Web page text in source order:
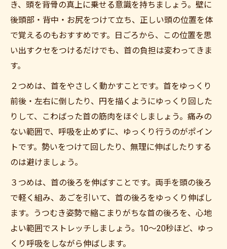
き、頭を背骨の真上に乗せる意識を持ちましょう。壁に
後頭部・背中・お尻をつけて立ち、正しい頭の位置を体
で覚えるのもおすすめです。日ごろから、この位置を思
い出すクセをつけるだけでも、首の負担は変わってきま
す。
２つめは、首をやさしく動かすことです。首をゆっくり
前後・左右に倒したり、円を描くようにゆっくり回した
りして、こわばった首の筋肉をほぐしましょう。痛みの
ない範囲で、呼吸を止めずに、ゆっくり行うのがポイン
トです。勢いをつけて回したり、無理に伸ばしたりする
のは避けましょう。
３つめは、首の後ろを伸ばすことです。両手を頭の後ろ
で軽く組み、あごを引いて、首の後ろをゆっくり伸ばし
ます。うつむき姿勢で縮こまりがちな首の後ろを、心地
よい範囲でストレッチしましょう。10〜20秒ほど、ゆっ
くり呼吸をしながら伸ばします。